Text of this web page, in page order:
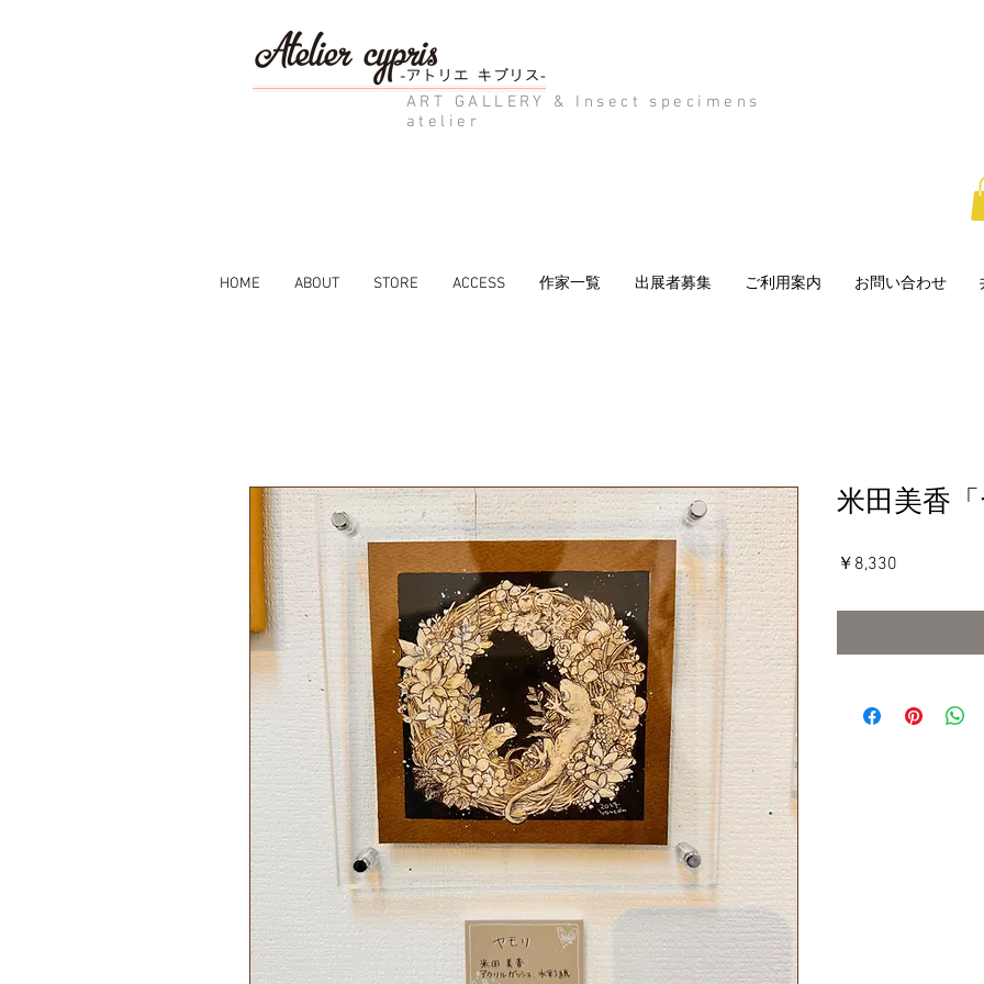
ART GALLERY & Insect specimens
atelier
HOME ABOUT STORE ACCESS 作家一覧 出展者募集 ご利用案内 お問い合わせ
米田美香「
￥8,330